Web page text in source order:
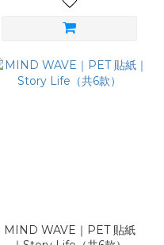
MIND WAVE｜PET 貼紙